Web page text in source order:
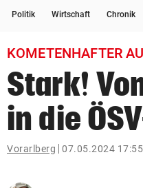
search
Suchbegriff
eingeben
Politik Wirtschaft Chronik
KOMETENHAFTER
Stark!
in die
Vorarlberg 07.05.2024 17:55